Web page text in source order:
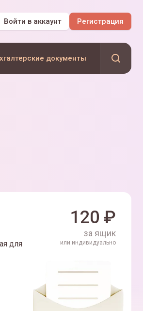
Войти в аккаунт Регистрация
документы
для
120 ₽
за ящик
или индивидуально